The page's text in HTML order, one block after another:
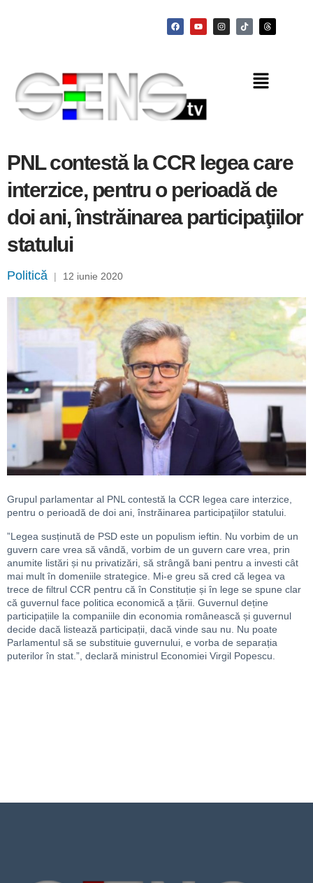
PNL contestă la CCR legea care
interzice, pentru o perioadă de
doi ani, înstrăinarea participaţiilor
statului
Politică | 12 iunie 2020
Grupul parlamentar al PNL contestă la CCR legea care interzice,
pentru o perioadă de doi ani, înstrăinarea participaţiilor statului.
”Legea susținută de PSD este un populism ieftin. Nu vorbim de un
guvern care vrea să vândă, vorbim de un guvern care vrea, prin
anumite listări și nu privatizări, să strângă bani pentru a investi cât
mai mult în domeniile strategice. Mi-e greu să cred că legea va
trece de filtrul CCR pentru că în Constituție și în lege se spune clar
că guvernul face politica economică a țării. Guvernul deține
participațiile la companiile din economia românească și guvernul
decide dacă listează participații, dacă vinde sau nu. Nu poate
Parlamentul să se substituie guvernului, e vorba de separația
puterilor în stat.”, declară ministrul Economiei Virgil Popescu.